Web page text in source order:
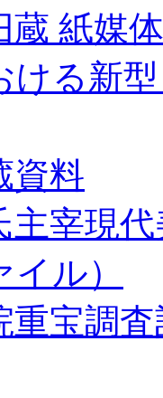
蔵 紙媒
ける新
資料
主宰現
イル）
重宝調